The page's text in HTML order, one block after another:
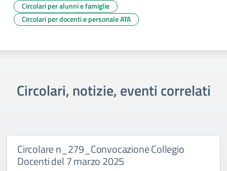
Circolari per alunni e famiglie
Circolari per docenti e personale ATA
Circolari, notizie, eventi correlati
Circolare n_279_Convocazione Collegio
Docenti del 7 marzo 2025